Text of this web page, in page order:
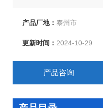
性吊带、双扣加保护柔性
来函洽谈订购！
产品厂地：泰州市
更新时间：2024-10-29
产品咨询